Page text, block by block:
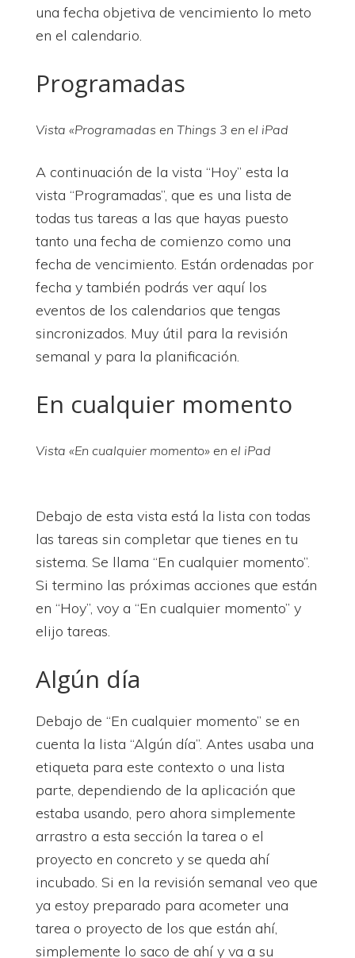
una fecha objetiva de vencimiento lo meto
en el calendario.
Programadas
Vista «Programadas en Things 3 en el iPad
A continuación de la vista “Hoy” esta la
vista “Programadas”, que es una lista de
todas tus tareas a las que hayas puesto
tanto una fecha de comienzo como una
fecha de vencimiento. Están ordenadas por
fecha y también podrás ver aquí los
eventos de los calendarios que tengas
sincronizados. Muy útil para la revisión
semanal y para la planificación.
En cualquier momento
Vista «En cualquier momento» en el iPad
Debajo de esta vista está la lista con todas
las tareas sin completar que tienes en tu
sistema. Se llama “En cualquier momento”.
Si termino las próximas acciones que están
en “Hoy”, voy a “En cualquier momento” y
elijo tareas.
Algún día
Debajo de “En cualquier momento” se en
cuenta la lista “Algún día”. Antes usaba una
etiqueta para este contexto o una lista
parte, dependiendo de la aplicación que
estaba usando, pero ahora simplemente
arrastro a esta sección la tarea o el
proyecto en concreto y se queda ahí
incubado. Si en la revisión semanal veo que
ya estoy preparado para acometer una
tarea o proyecto de los que están ahí,
simplemente lo saco de ahí y va a su